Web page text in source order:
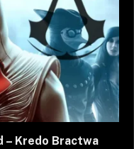
– Kredo Bractwa